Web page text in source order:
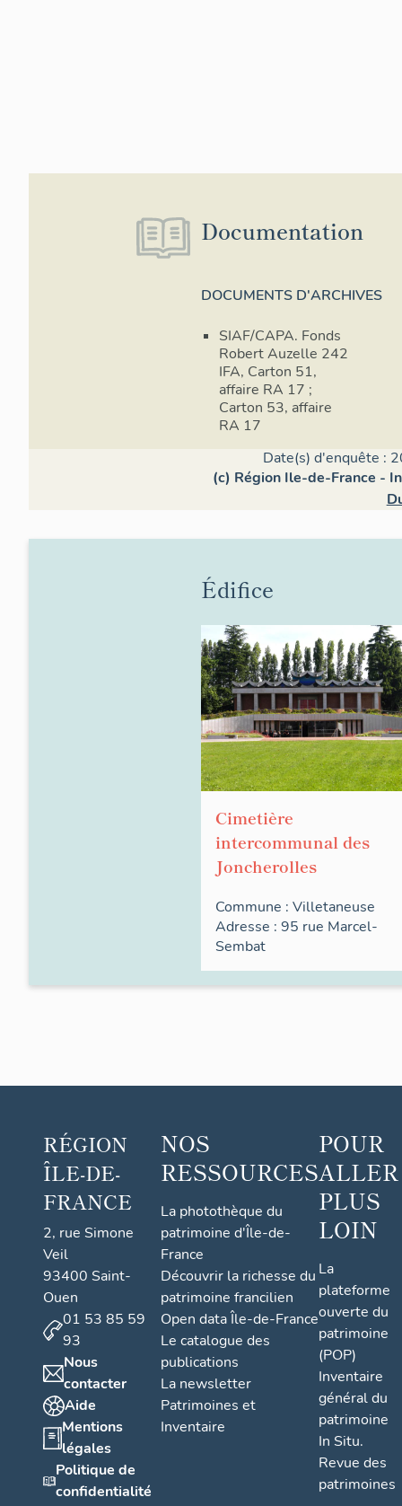
Documentation
DOCUMENTS D'ARCHIVES
SIAF/CAPA. Fonds
Robert Auzelle 242
IFA, Carton 51,
affaire RA 17 ;
Carton 53, affaire
RA 17
Date(s) d'enquête :
(c) Région Ile-de-France -
Édifice
Cimetière
intercommunal des
Joncherolles
Commune : Villetaneuse
Adresse : 95 rue Marcel-
Sembat
RÉGION
ÎLE-DE-
FRANCE
2, rue Simone
Veil
93400 Saint-
Ouen
01 53 85 59
93
Nous
contacter
Aide
Mentions
légales
Politique de
confidentialité
NOS
RESSOURCES
La photothèque du
patrimoine d'Île-de-
France
Découvrir la richesse du
patrimoine francilien
Open data Île-de-France
Le catalogue des
publications
La newsletter
Patrimoines et
Inventaire
POUR
ALLER
PLUS
LOIN
La
plateforme
ouverte du
patrimoine
(POP)
Inventaire
général du
patrimoine
In Situ.
Revue des
patrimoines